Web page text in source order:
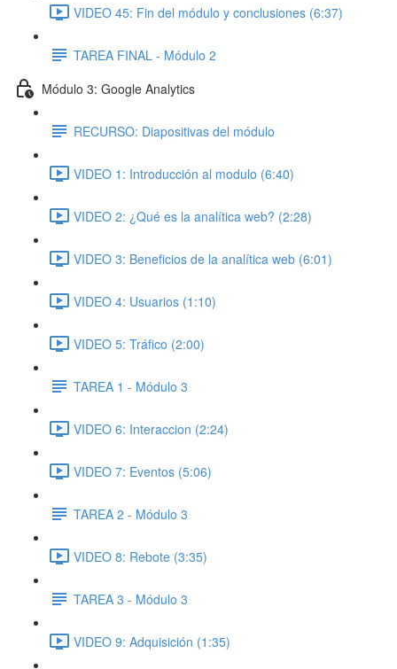
VIDEO 45: Fin del módulo y conclusiones (6:37)
TAREA FINAL - Módulo 2
Módulo 3: Google Analytics
RECURSO: Diapositivas del módulo
VIDEO 1: Introducción al modulo (6:40)
VIDEO 2: ¿Qué es la analítica web? (2:28)
VIDEO 3: Beneficios de la analítica web (6:01)
VIDEO 4: Usuarios (1:10)
VIDEO 5: Tráfico (2:00)
TAREA 1 - Módulo 3
VIDEO 6: Interaccion (2:24)
VIDEO 7: Eventos (5:06)
TAREA 2 - Módulo 3
VIDEO 8: Rebote (3:35)
TAREA 3 - Módulo 3
VIDEO 9: Adquisición (1:35)